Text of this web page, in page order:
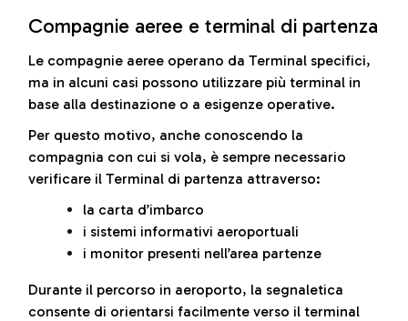
Compagnie aeree e terminal di partenza
Le compagnie aeree operano da Terminal specifici,
ma in alcuni casi possono utilizzare più terminal in
base alla destinazione o a esigenze operative.
Per questo motivo, anche conoscendo la
compagnia con cui si vola, è sempre necessario
verificare il Terminal di partenza attraverso:
la carta d’imbarco
i sistemi informativi aeroportuali
i monitor presenti nell’area partenze
Durante il percorso in aeroporto, la segnaletica
consente di orientarsi facilmente verso il terminal